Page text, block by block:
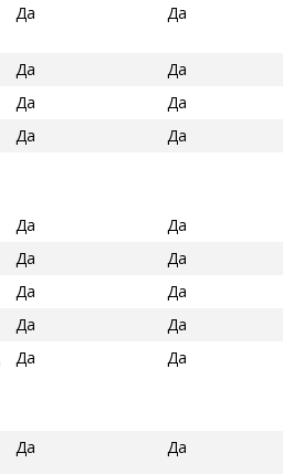
Да Да
Да
Да
Да
Да
Да Да
Да
Да
Да
Да
Да
Да
Да
Да
Да Да
Да Да